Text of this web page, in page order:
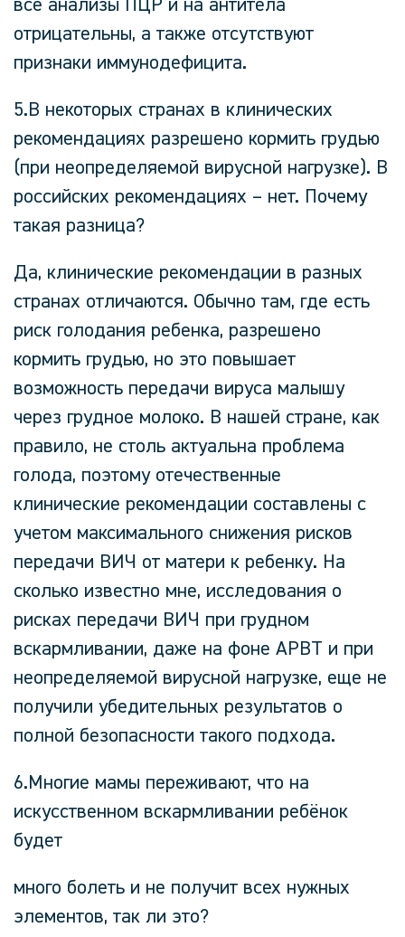
все анализы ПЦР и на антитела
отрицательны, а также отсутствуют
признаки иммунодефицита.
5.В некоторых странах в клинических
рекомендациях разрешено кормить грудью
(при неопределяемой вирусной нагрузке). В
российских рекомендациях – нет. Почему
такая разница?
Да, клинические рекомендации в разных
странах отличаются. Обычно там, где есть
риск голодания ребенка, разрешено
кормить грудью, но это повышает
возможность передачи вируса малышу
через грудное молоко. В нашей стране, как
правило, не столь актуальна проблема
голода, поэтому отечественные
клинические рекомендации составлены с
учетом максимального снижения рисков
передачи ВИЧ от матери к ребенку. На
сколько известно мне, исследования о
рисках передачи ВИЧ при грудном
вскармливании, даже на фоне АРВТ и при
неопределяемой вирусной нагрузке, еще не
получили убедительных результатов о
полной безопасности такого подхода.
6.Многие мамы переживают, что на
искусственном вскармливании ребёнок
будет
много болеть и не получит всех нужных
элементов, так ли это?